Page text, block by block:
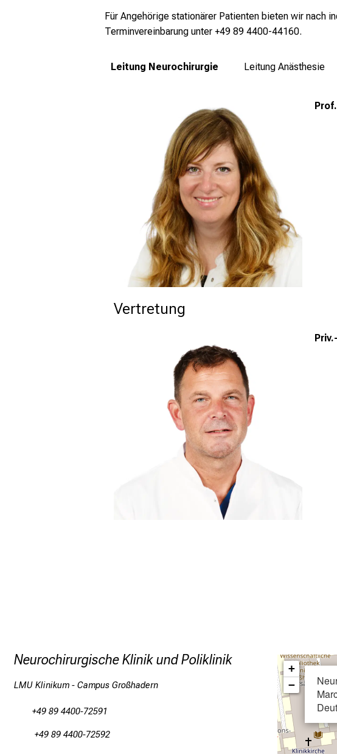
Für Angehörige stationärer Patienten bieten wir nach
Terminvereinbarung unter +49 89 4400-44160.
Leitung Neurochirurgie Leitung Anästhesie
Vertretung
Neurochirurgische Klinik und Poliklinik
LMU Klinikum - Campus Großhadern
+49 89 4400-72591
+49 89 4400-72592
+
−